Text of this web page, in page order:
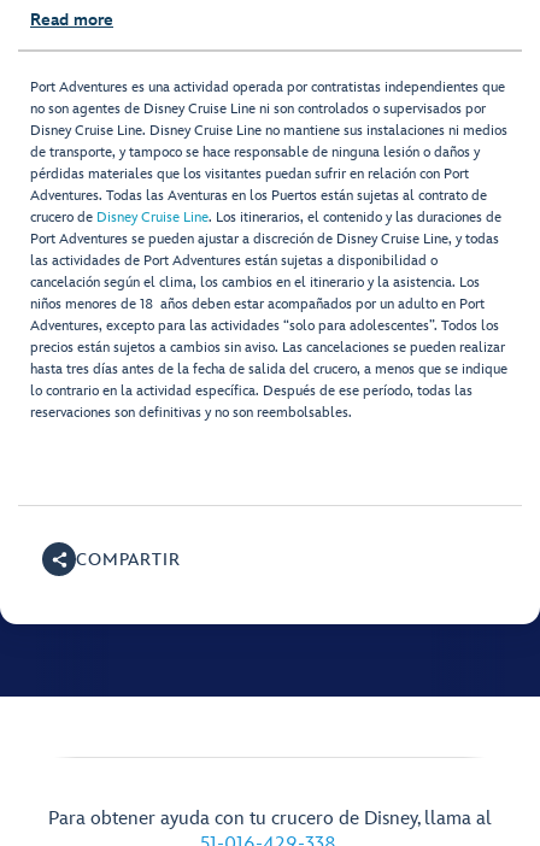
Read more
Port Adventures es una actividad operada por contratistas independientes que
no son agentes de Disney Cruise Line ni son controlados o supervisados por
Disney Cruise Line. Disney Cruise Line no mantiene sus instalaciones ni medios
de transporte, y tampoco se hace responsable de ninguna lesión o daños y
pérdidas materiales que los visitantes puedan sufrir en relación con Port
Adventures. Todas las Aventuras en los Puertos están sujetas al contrato de
crucero de Disney Cruise Line. Los itinerarios, el contenido y las duraciones de
Port Adventures se pueden ajustar a discreción de Disney Cruise Line, y todas
las actividades de Port Adventures están sujetas a disponibilidad o
cancelación según el clima, los cambios en el itinerario y la asistencia. Los
niños menores de 18 años deben estar acompañados por un adulto en Port
Adventures, excepto para las actividades “solo para adolescentes”. Todos los
precios están sujetos a cambios sin aviso. Las cancelaciones se pueden realizar
hasta tres días antes de la fecha de salida del crucero, a menos que se indique
lo contrario en la actividad específica. Después de ese período, todas las
reservaciones son definitivas y no son reembolsables.
COMPARTIR
Para obtener ayuda con tu crucero de Disney, llama al